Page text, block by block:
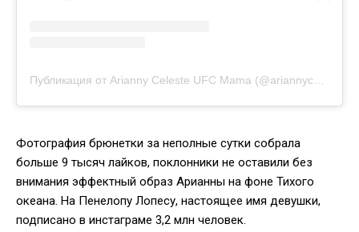
Фотография брюнетки за неполные сутки собрала
больше 9 тысяч лайков, поклонники не оставили без
внимания эффектный образ Арианны на фоне Тихого
океана. На Пенелопу Лопесу, настоящее имя девушки,
подписано в инстаграме 3,2 млн человек.